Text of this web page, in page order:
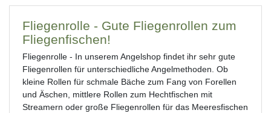
Fliegenrolle - Gute Fliegenrollen zum
Fliegenfischen!
Fliegenrolle - In unserem Angelshop findet ihr sehr gute
Fliegenrollen für unterschiedliche Angelmethoden. Ob
kleine Rollen für schmale Bäche zum Fang von Forellen
und Äschen, mittlere Rollen zum Hechtfischen mit
Streamern oder große Fliegenrollen für das Meeresfischen